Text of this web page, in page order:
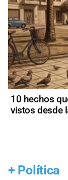
10 hechos
vistos desde
+ Política